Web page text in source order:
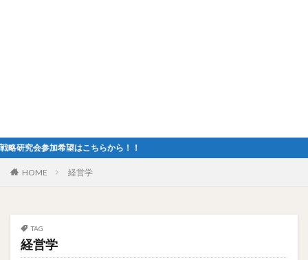
加希望はこちらから！！
HOME 経営学
TAG
経営学